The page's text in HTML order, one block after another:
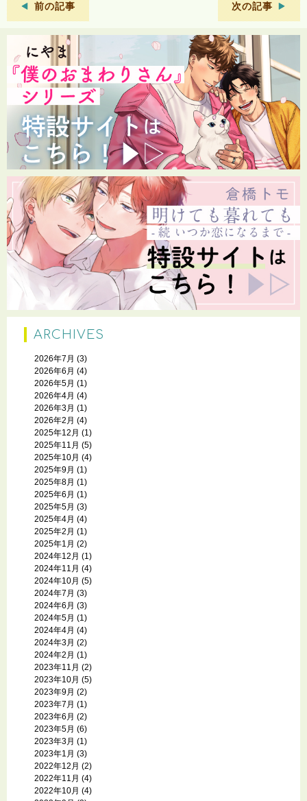
前の記事 次の記事
ARCHIVES
2026年7月 (3)
2026年6月 (4)
2026年5月 (1)
2026年4月 (4)
2026年3月 (1)
2026年2月 (4)
2025年12月 (1)
2025年11月 (5)
2025年10月 (4)
2025年9月 (1)
2025年8月 (1)
2025年6月 (1)
2025年5月 (3)
2025年4月 (4)
2025年2月 (1)
2025年1月 (2)
2024年12月 (1)
2024年11月 (4)
2024年10月 (5)
2024年7月 (3)
2024年6月 (3)
2024年5月 (1)
2024年4月 (4)
2024年3月 (2)
2024年2月 (1)
2023年11月 (2)
2023年10月 (5)
2023年9月 (2)
2023年7月 (1)
2023年6月 (2)
2023年5月 (6)
2023年3月 (1)
2023年1月 (3)
2022年12月 (2)
2022年11月 (4)
2022年10月 (4)